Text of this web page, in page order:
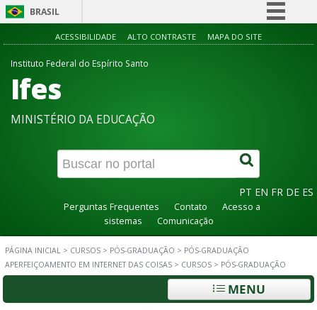
BRASIL
Simplifique!
Canais
ACESSIBILIDADE ALTO CONTRASTE MAPA DO SITE
Instituto Federal do Espírito Santo
Ifes
MINISTÉRIO DA EDUCAÇÃO
PT EN FR DE ES
Perguntas Frequentes Contato
Acesso a
sistemas
Comunicação
PÁGINA INICIAL > CURSOS > PÓS-GRADUAÇÃO > PÓS-GRADUAÇÃO
APERFEIÇOAMENTO EM INTERNET DAS COISAS > CURSOS > PÓS-GRADUAÇÃO
MENU